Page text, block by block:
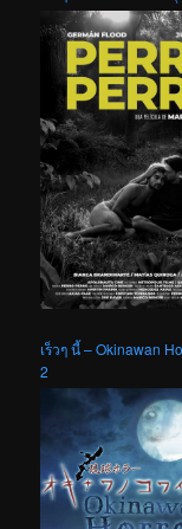
เร็วๆ นี้ – Okinawan
2